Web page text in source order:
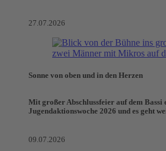
27.07.2026
Sonne von oben und in den Herzen
Mit großer Abschlussfeier auf dem Bassi
Jugendaktionswoche 2026 und es geht
09.07.2026